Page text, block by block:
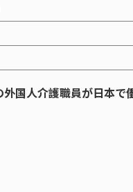
国人介護職員が日本で